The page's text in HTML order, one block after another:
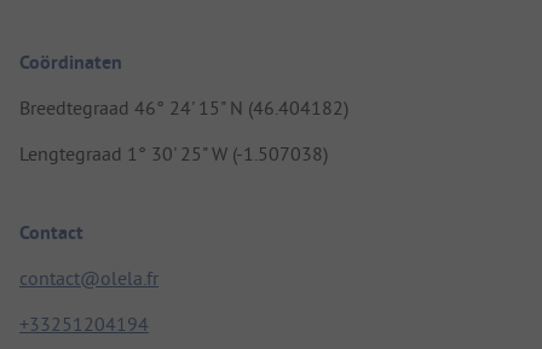
Coördinaten
Breedtegraad 46° 24' 15" N (46.404182)
Lengtegraad 1° 30' 25" W (-1.507038)
Contact
contact@olela.fr
+33251204194